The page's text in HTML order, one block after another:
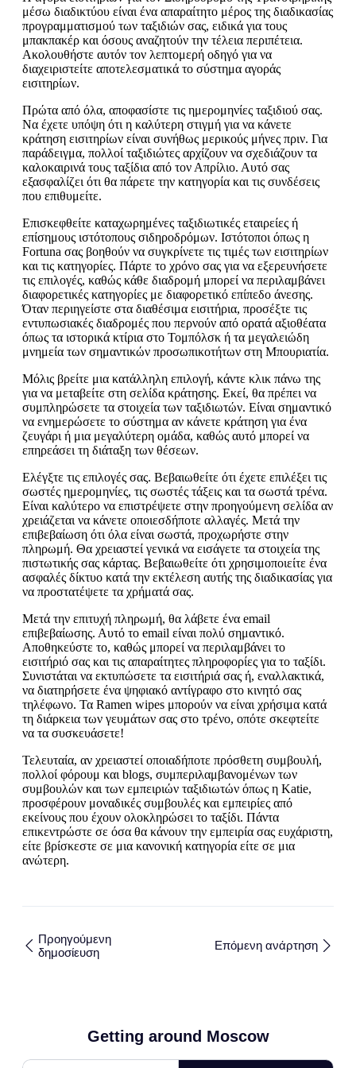
μέσω διαδικτύου είναι ένα απαραίτητο μέρος της διαδικασίας
προγραμματισμού των ταξιδιών σας, ειδικά για τους
μπακπακέρ και όσους αναζητούν την τέλεια περιπέτεια.
Ακολουθήστε αυτόν τον λεπτομερή οδηγό για να
διαχειριστείτε αποτελεσματικά το σύστημα αγοράς
εισιτηρίων.
Πρώτα από όλα, αποφασίστε τις ημερομηνίες ταξιδιού σας.
Να έχετε υπόψη ότι η καλύτερη στιγμή για να κάνετε
κράτηση εισιτηρίων είναι συνήθως μερικούς μήνες πριν. Για
παράδειγμα, πολλοί ταξιδιώτες αρχίζουν να σχεδιάζουν τα
καλοκαιρινά τους ταξίδια από τον Απρίλιο. Αυτό σας
εξασφαλίζει ότι θα πάρετε την κατηγορία και τις συνδέσεις
που επιθυμείτε.
Επισκεφθείτε καταχωρημένες ταξιδιωτικές εταιρείες ή
επίσημους ιστότοπους σιδηροδρόμων. Ιστότοποι όπως η
Fortuna σας βοηθούν να συγκρίνετε τις τιμές των εισιτηρίων
και τις κατηγορίες. Πάρτε το χρόνο σας για να εξερευνήσετε
τις επιλογές, καθώς κάθε διαδρομή μπορεί να περιλαμβάνει
διαφορετικές κατηγορίες με διαφορετικό επίπεδο άνεσης.
Όταν περιηγείστε στα διαθέσιμα εισιτήρια, προσέξτε τις
εντυπωσιακές διαδρομές που περνούν από ορατά αξιοθέατα
όπως τα ιστορικά κτίρια στο Τομπόλσκ ή τα μεγαλειώδη
μνημεία των σημαντικών προσωπικοτήτων στη Μπουριατία.
Μόλις βρείτε μια κατάλληλη επιλογή, κάντε κλικ πάνω της
για να μεταβείτε στη σελίδα κράτησης. Εκεί, θα πρέπει να
συμπληρώσετε τα στοιχεία των ταξιδιωτών. Είναι σημαντικό
να ενημερώσετε το σύστημα αν κάνετε κράτηση για ένα
ζευγάρι ή μια μεγαλύτερη ομάδα, καθώς αυτό μπορεί να
επηρεάσει τη διάταξη των θέσεων.
Ελέγξτε τις επιλογές σας. Βεβαιωθείτε ότι έχετε επιλέξει τις
σωστές ημερομηνίες, τις σωστές τάξεις και τα σωστά τρένα.
Είναι καλύτερο να επιστρέψετε στην προηγούμενη σελίδα αν
χρειάζεται να κάνετε οποιεσδήποτε αλλαγές. Μετά την
επιβεβαίωση ότι όλα είναι σωστά, προχωρήστε στην
πληρωμή. Θα χρειαστεί γενικά να εισάγετε τα στοιχεία της
πιστωτικής σας κάρτας. Βεβαιωθείτε ότι χρησιμοποιείτε ένα
ασφαλές δίκτυο κατά την εκτέλεση αυτής της διαδικασίας για
να προστατέψετε τα χρήματά σας.
Μετά την επιτυχή πληρωμή, θα λάβετε ένα email
επιβεβαίωσης. Αυτό το email είναι πολύ σημαντικό.
Αποθηκεύστε το, καθώς μπορεί να περιλαμβάνει το
εισιτήριό σας και τις απαραίτητες πληροφορίες για το ταξίδι.
Συνιστάται να εκτυπώσετε τα εισιτήριά σας ή, εναλλακτικά,
να διατηρήσετε ένα ψηφιακό αντίγραφο στο κινητό σας
τηλέφωνο. Τα Ramen wipes μπορούν να είναι χρήσιμα κατά
τη διάρκεια των γευμάτων σας στο τρένο, οπότε σκεφτείτε
να τα συσκευάσετε!
Τελευταία, αν χρειαστεί οποιαδήποτε πρόσθετη συμβουλή,
πολλοί φόρουμ και blogs, συμπεριλαμβανομένων των
συμβουλών και των εμπειριών ταξιδιωτών όπως η Katie,
προσφέρουν μοναδικές συμβουλές και εμπειρίες από
εκείνους που έχουν ολοκληρώσει το ταξίδι. Πάντα
επικεντρώστε σε όσα θα κάνουν την εμπειρία σας ευχάριστη,
είτε βρίσκεστε σε μια κανονική κατηγορία είτε σε μια
ανώτερη.
Προηγούμενη
δημοσίευση
Επόμενη ανάρτηση
Getting around Moscow